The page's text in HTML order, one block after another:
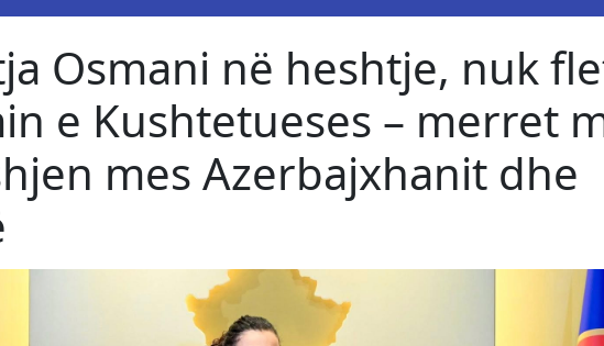
Osmani në heshtje, nuk
e Kushtetueses – merret
mes Azerbajxhanit dhe